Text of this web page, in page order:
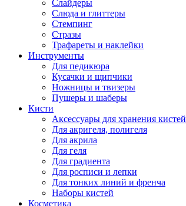
Слайдеры
Слюда и глиттеры
Стемпинг
Стразы
Трафареты и наклейки
Инструменты
Для педикюра
Кусачки и щипчики
Ножницы и твизеры
Пушеры и шаберы
Кисти
Аксессуары для хранения кистей
Для акригеля, полигеля
Для акрила
Для геля
Для градиента
Для росписи и лепки
Для тонких линий и френча
Наборы кистей
Косметика